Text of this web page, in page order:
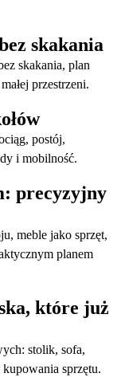
skakania
skakania, plan
przestrzeni.
postój,
i mobilność.
precyzyjny
meble jako sprzęt,
planem
które już
stolik, sofa,
sprzętu.